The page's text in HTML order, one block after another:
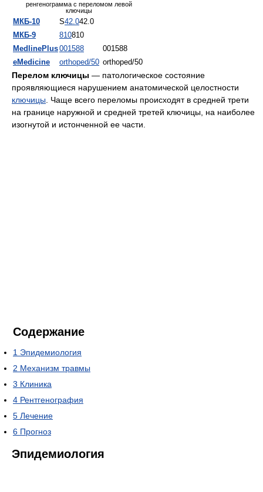
ренгенограмма с переломом левой
ключицы
МКБ-10 S42.042.0
МКБ-9
810810
MedlinePlus001588
001588
eMedicine
orthoped/50 orthoped/50
Перелом ключицы — патологическое состояние
проявляющиеся нарушением анатомической целостности
ключицы . Чаще всего переломы происходят в средней трети
на границе наружной и средней третей ключицы, на наиболее
изогнутой и истонченной ее части.
Содержание
1 Эпидемиология
2 Механизм травмы
3 Клиника
4 Рентгенография
5 Лечение
6 Прогноз
Эпидемиология